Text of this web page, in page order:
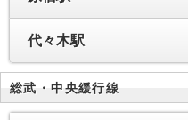
代々木駅
総武・中央緩行線